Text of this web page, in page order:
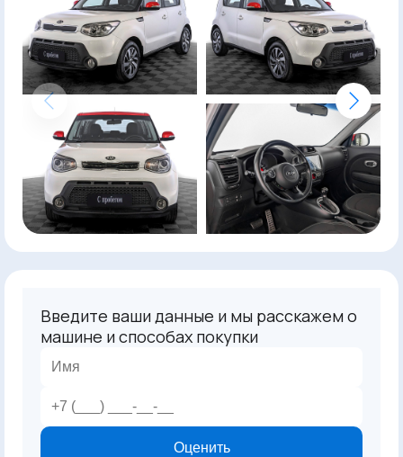
Введите ваши данные и мы расскажем о
машине и способах покупки
Оценить